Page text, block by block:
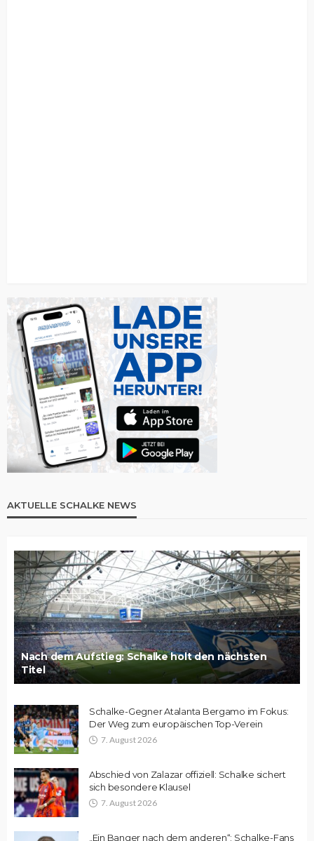
AKTUELLE SCHALKE NEWS
Nach dem Aufstieg: Schalke holt den nächsten
Titel
Schalke-Gegner Atalanta Bergamo im Fokus:
Der Weg zum europäischen Top-Verein
7. August 2026
Abschied von Zalazar offiziell: Schalke sichert
sich besondere Klausel
7. August 2026
„Ein Banger nach dem anderen“: Schalke-Fans